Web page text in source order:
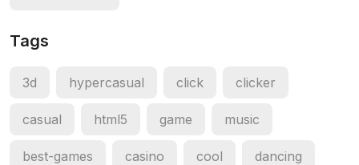
Tags
3d hypercasual click clicker
casual html5 game music
best-games casino cool dancing